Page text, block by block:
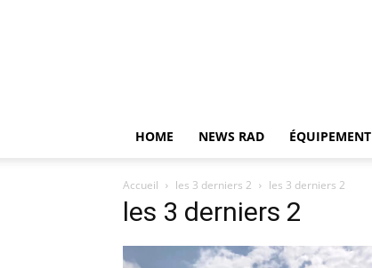
HOME NEWS RAD ÉQUIPEMENT
Accueil les 3 derniers 2 les 3 derniers 2
les 3 derniers 2